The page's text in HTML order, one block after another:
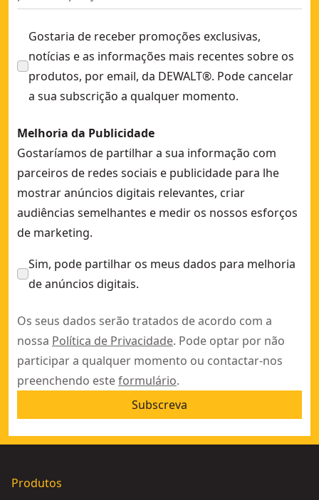
Gostaria de receber promoções exclusivas,
notícias e as informações mais recentes sobre os
produtos, por email, da DEWALT®. Pode cancelar
a sua subscrição a qualquer momento.
Melhoria da Publicidade
Gostaríamos de partilhar a sua informação com
parceiros de redes sociais e publicidade para lhe
mostrar anúncios digitais relevantes, criar
audiências semelhantes e medir os nossos esforços
de marketing.
Sim, pode partilhar os meus dados para melhoria
de anúncios digitais.
Os seus dados serão tratados de acordo com a
nossa Política de Privacidade. Pode optar por não
participar a qualquer momento ou contactar-nos
preenchendo esteformulário.
Subscreva
Produtos